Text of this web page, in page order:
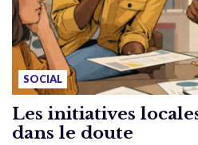
SOCIAL
Les initiatives
dans le doute